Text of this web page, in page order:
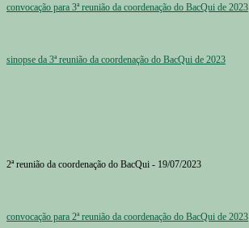
convocação para 3ª reunião da coordenação do BacQui de 2023
sinopse da 3ª reunião da coordenação do BacQui de 2023
2ª reunião da coordenação do BacQui - 19/07/2023
convocação para 2ª reunião da coordenação do BacQui de 2023